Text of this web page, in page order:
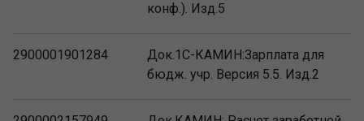
конф.). Изд.5
2900001901284
Док.1С-КАМИН:Зарплата для
бюдж. учр. Версия 5.5. Изд.2